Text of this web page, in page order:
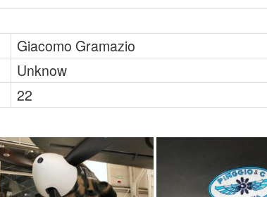
Giacomo Gramazio
Unknow
22